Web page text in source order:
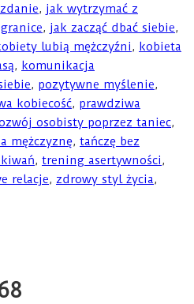
, jak wytrzymać z
, jak zacząć dbać siebie,
lubią mężczyźni, kobieta
, komunikacja
, pozytywne myślenie,
kobiecość, prawdziwa
osobisty poprzez taniec,
mężczyznę, tańczę bez
, trening asertywności,
relacje, zdrowy styl życia,